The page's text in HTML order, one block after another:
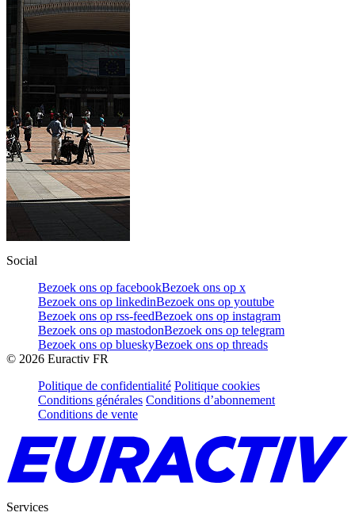
Social
Bezoek ons op facebookBezoek ons op x
Bezoek ons op linkedinBezoek ons op youtube
Bezoek ons op rss-feedBezoek ons op instagram
Bezoek ons op mastodonBezoek ons op telegram
Bezoek ons op blueskyBezoek ons op threads
© 2026 Euractiv FR
Politique de confidentialité Politique cookies
Conditions générales Conditions d’abonnement
Conditions de vente
Services